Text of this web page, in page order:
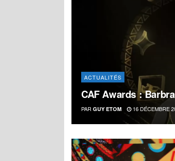
ACTUALITÉS
CAF Awards :
PAR GUY ETOM 16 DÉCEMBRE